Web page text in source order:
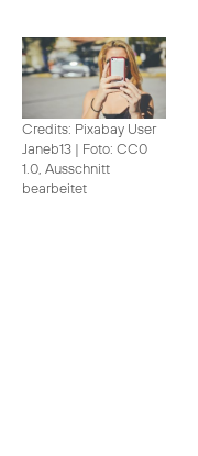
Credits: Pixabay User
Janeb13 | Foto: CC0
1.0, Ausschnitt
bearbeitet